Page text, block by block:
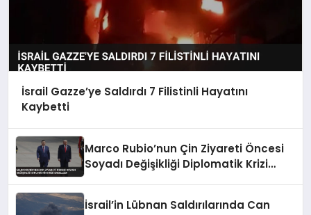
İsrail Gazze’ye Saldırdı 7 Filistinli Hayatını
Kaybetti
Marco Rubio’nun Çin Ziyareti Öncesi
Soyadı Değişikliği Diplomatik Krizi
İsrail’in Lübnan Saldırılarında Can